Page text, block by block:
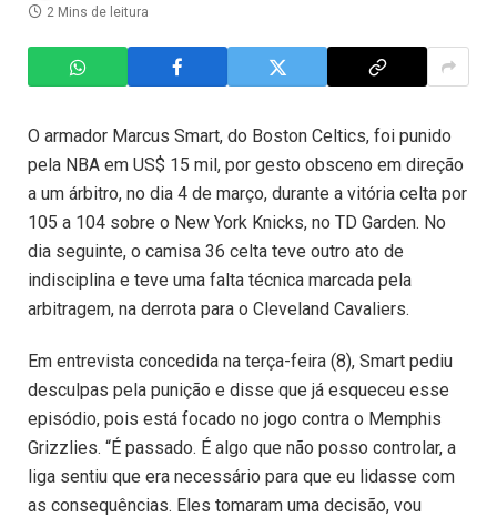
2 Mins de leitura
O armador Marcus Smart, do Boston Celtics, foi punido
pela NBA em US$ 15 mil, por gesto obsceno em direção
a um árbitro, no dia 4 de março, durante a vitória celta por
105 a 104 sobre o New York Knicks, no TD Garden. No
dia seguinte, o camisa 36 celta teve outro ato de
indisciplina e teve uma falta técnica marcada pela
arbitragem, na derrota para o Cleveland Cavaliers.
Em entrevista concedida na terça-feira (8), Smart pediu
desculpas pela punição e disse que já esqueceu esse
episódio, pois está focado no jogo contra o Memphis
Grizzlies. “É passado. É algo que não posso controlar, a
liga sentiu que era necessário para que eu lidasse com
as consequências. Eles tomaram uma decisão, vou